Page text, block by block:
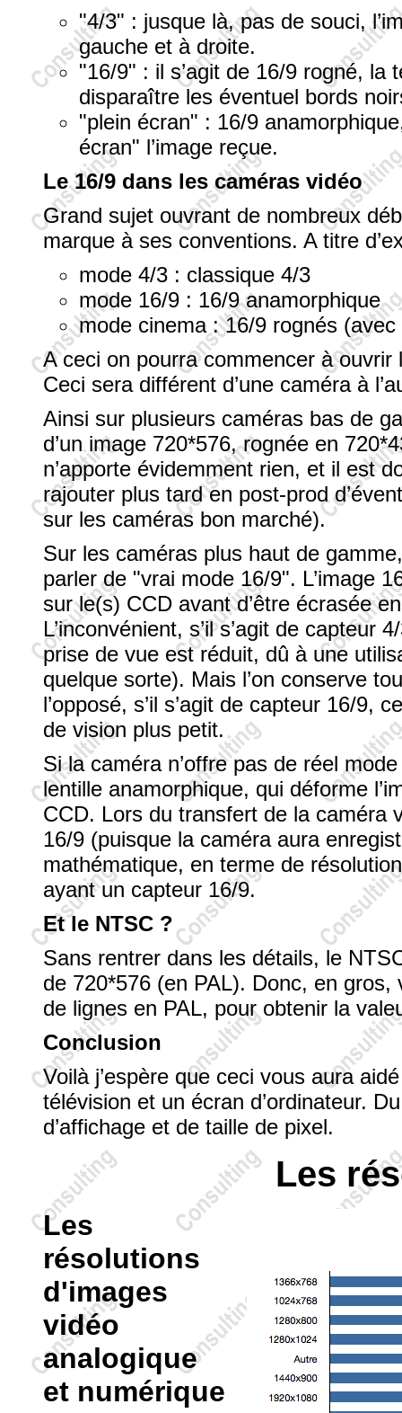
"4/3" : jusque là, pas de souci,
gauche et à droite.
"16/9" : il s’agit de 16/9 rogné, la
disparaître les éventuel bords
"plein écran" : 16/9
écran" l’image reçue.
Le 16/9 dans les caméras vidéo
Grand sujet ouvrant de nombreux
marque à ses conventions. A titre
mode 4/3 : classique 4/3
mode 16/9 : 16/9 anamorphique
mode cinema : 16/9 rognés
A ceci on pourra commencer à
Ceci sera différent d’une caméra à
Ainsi sur plusieurs caméras bas de
d’un image 720*576, rognée en
n’apporte évidemment rien, et il est
rajouter plus tard en post-prod
sur les caméras bon marché).
Sur les caméras plus haut de
parler de "vrai mode 16/9". L’image
sur le(s) CCD avant d’être écrasée
L’inconvénient, s’il s’agit de capteur
prise de vue est réduit, dû à une
quelque sorte). Mais l’on conserve
l’opposé, s’il s’agit de capteur 16/9,
de vision plus petit.
Si la caméra n’offre pas de réel
lentille anamorphique, qui déforme
CCD. Lors du transfert de la caméra
16/9 (puisque la caméra aura
mathématique, en terme de
ayant un capteur 16/9.
Et le NTSC ?
Sans rentrer dans les détails, le
de 720*576 (en PAL). Donc, en
de lignes en PAL, pour obtenir la
Conclusion
Voilà j’espère que ceci vous aura
télévision et un écran d’ordinateur.
d’affichage et de taille de pixel.
Les
Les
résolutions
d'images
vidéo
analogique
et numérique